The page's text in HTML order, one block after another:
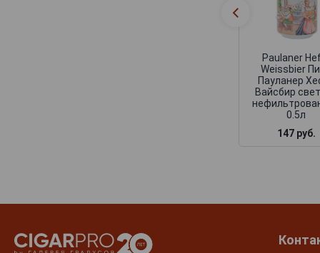
Paulaner
Weissbier
Пауланер
Вайсбир
0.5л
147 руб.